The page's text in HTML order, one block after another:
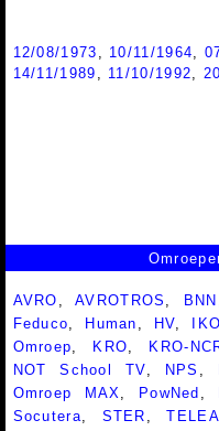
12/08/1973 10/11/1964
14/11/1989
11/10/1992
AVRO ,AVROTROS BNN
Feduco
Human HV
Omroep
KRO KRO-
NOT School TV
NPS
Omroep MAX
PowNed
Socutera
STER ,